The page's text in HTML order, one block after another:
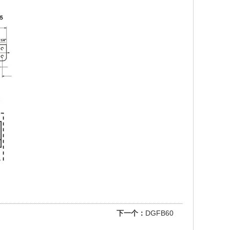
下一个： DGFB60